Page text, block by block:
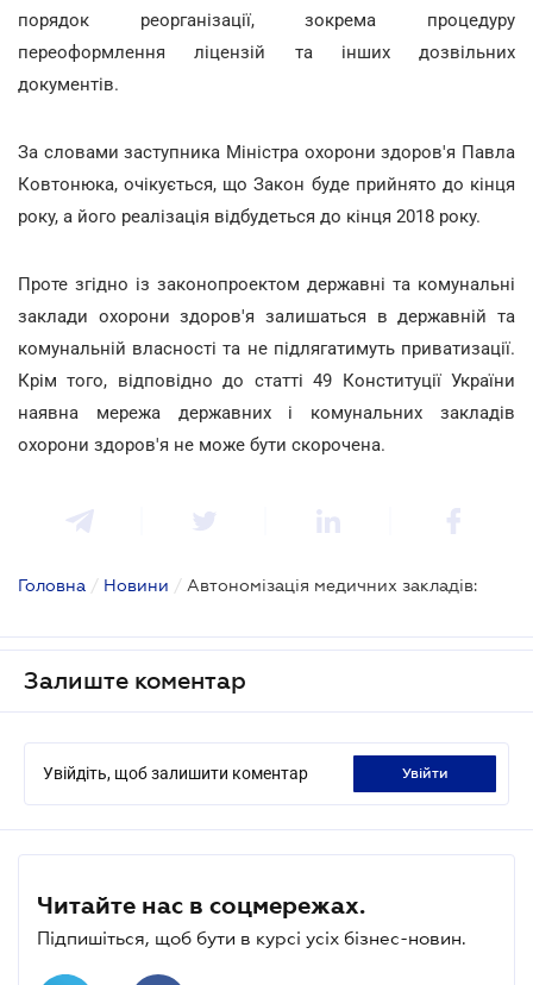
порядок реорганізації, зокрема процедуру
переоформлення ліцензій та інших дозвільних
документів.
За словами заступника Міністра охорони здоров'я Павла
Ковтонюка, очікується, що Закон буде прийнято до кінця
року, а його реалізація відбудеться до кінця 2018 року.
Проте згідно із законопроектом державні та комунальні
заклади охорони здоров'я залишаться в державній та
комунальній власності та не підлягатимуть приватизації.
Крім того, відповідно до статті 49 Конституції України
наявна мережа державних і комунальних закладів
охорони здоров'я не може бути скорочена.
Головна / Новини / Автономізація медичних закладів:
Залиште коментар
Увійдіть, щоб залишити коментар увійти
Читайте нас в соцмережах.
Підпишіться, щоб бути в курсі усіх бізнес-новин.